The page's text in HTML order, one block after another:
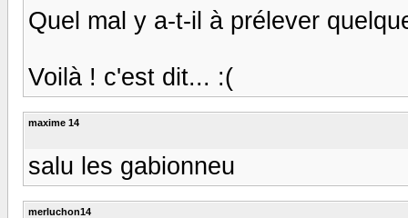
Quel mal y a-t-il à prélever
Voilà ! c'est dit... :(
maxime 14
salu les gabionneu
merluchon14